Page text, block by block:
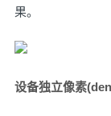
果。
设备独立像素